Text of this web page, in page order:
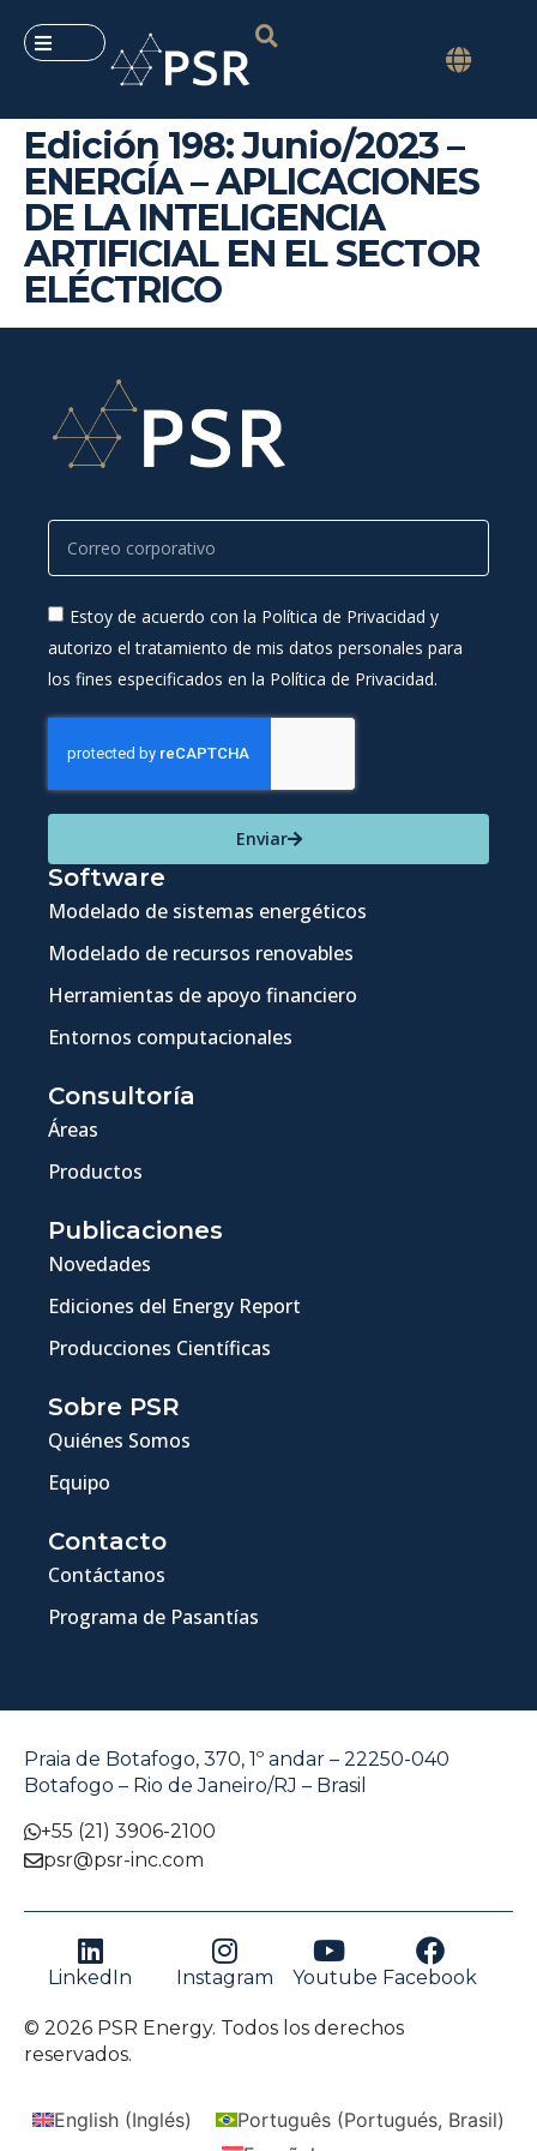
Edición 198: Junio/2023 –
ENERGÍA – APLICACIONES
DE LA INTELIGENCIA
ARTIFICIAL EN EL SECTOR
ELÉCTRICO
Estoy de acuerdo con la Política de Privacidad y
autorizo el tratamiento de mis datos personales para
los fines especificados en la Política de Privacidad.
Enviar
Software
Modelado de sistemas energéticos
Modelado de recursos renovables
Herramientas de apoyo financiero
Entornos computacionales
Consultoría
Áreas
Productos
Publicaciones
Novedades
Ediciones del Energy Report
Producciones Científicas
Sobre PSR
Quiénes Somos
Equipo
Contacto
Contáctanos
Programa de Pasantías
Praia de Botafogo, 370, 1º andar – 22250-040
Botafogo – Rio de Janeiro/RJ – Brasil
+55 (21) 3906-2100
psr@psr-inc.com
LinkedIn Instagram Youtube Facebook
© 2026 PSR Energy. Todos los derechos
reservados.
English (Inglés) Português (Portugués, Brasil)